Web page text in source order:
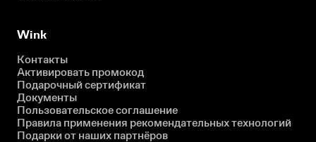
Wink
Контакты
Активировать промокод
Подарочный сертификат
Документы
Пользовательское соглашение
Правила применения рекомендательных технологий
Подарки от наших партнёров